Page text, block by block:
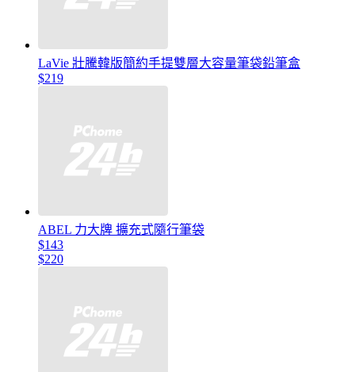
LaVie 壯騰韓版簡約手提雙層大容量筆袋鉛筆盒
$219
ABEL 力大牌 擴充式隨行筆袋
$143
$220